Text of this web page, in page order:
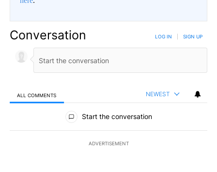
Conversation LOG IN SIGN UP
ALL COMMENTS NEWEST
All Comments
Start the conversation
ADVERTISEMENT